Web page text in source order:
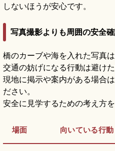
しないほうが安心です。
写真撮影よりも周囲の安全
橋のカーブや海を入れた写真
交通の妨げになる行動は避けた
現地に掲示や案内がある場合
ださい。
安全に見学するための考え方
場面 向いている行動